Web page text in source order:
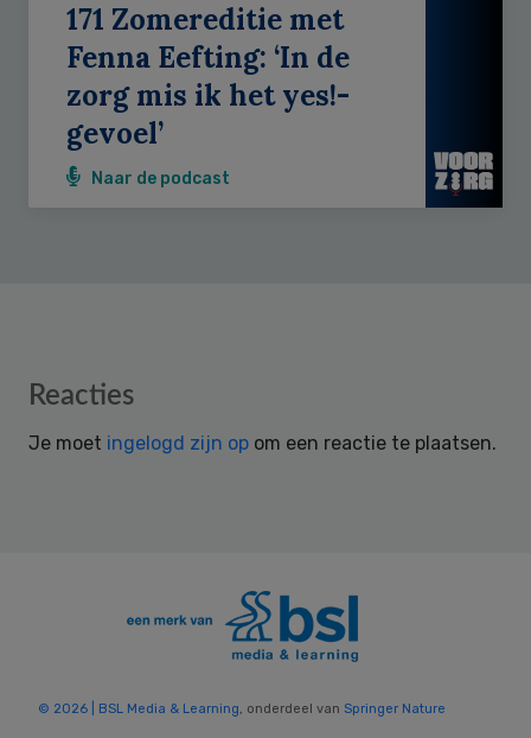
171 Zomereditie met
Fenna Eefting: ‘In de
zorg mis ik het yes!-
gevoel’
Naar de podcast
Reader
Reacties
Je moet ingelogd zijn op om een reactie te plaatsen.
© 2026 | BSL Media & Learning, onderdeel van Springer Nature